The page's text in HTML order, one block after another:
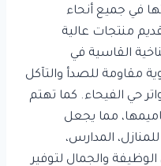
في جميع أنحاء
منتجات عالية
القاسية في
مقاومة للصدأ والتآكل
حي الفيحاء. كما تهتم
مما يجعل
المدارس،
والجمال لتوفير